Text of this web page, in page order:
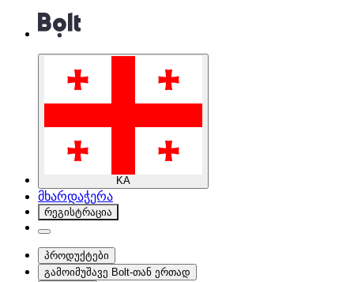
KA
მხარდაჭერა
რეგისტრაცია
პროდუქტები
გამოიმუშავე Bolt-თან ერთად